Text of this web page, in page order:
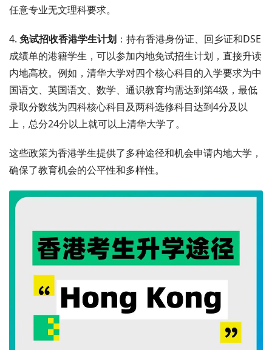
任意专业无文理科要求。
4. 免试招收香港学生计划 ：持有香港身份证、回乡证和DSE
成绩单的港籍学生，可以参加内地免试招生计划，直接升读
内地高校。例如，清华大学对四个核心科目的入学要求为中
国语文、英国语文、数学、通识教育均需达到第4级，最低
录取分数线为四科核心科目及两科选修科目达到4分及以
上，总分24分以上就可以上清华大学了。
这些政策为香港学生提供了多种途径和机会申请内地大学，
确保了教育机会的公平性和多样性。